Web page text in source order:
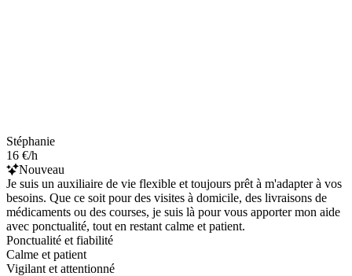
Stéphanie
16 €/h
Nouveau
Je suis un auxiliaire de vie flexible et toujours prêt à m'adapter à vos
besoins. Que ce soit pour des visites à domicile, des livraisons de
médicaments ou des courses, je suis là pour vous apporter mon aide
avec ponctualité, tout en restant calme et patient.
Ponctualité et fiabilité
Calme et patient
Vigilant et attentionné